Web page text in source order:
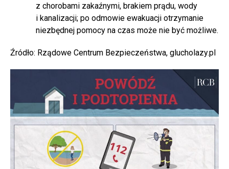
z chorobami zakaźnymi, brakiem prądu, wody
i kanalizacji; po odmowie ewakuacji otrzymanie
niezbędnej pomocy na czas może nie być możliwe.
Źródło: Rządowe Centrum Bezpieczeństwa, glucholazy.pl